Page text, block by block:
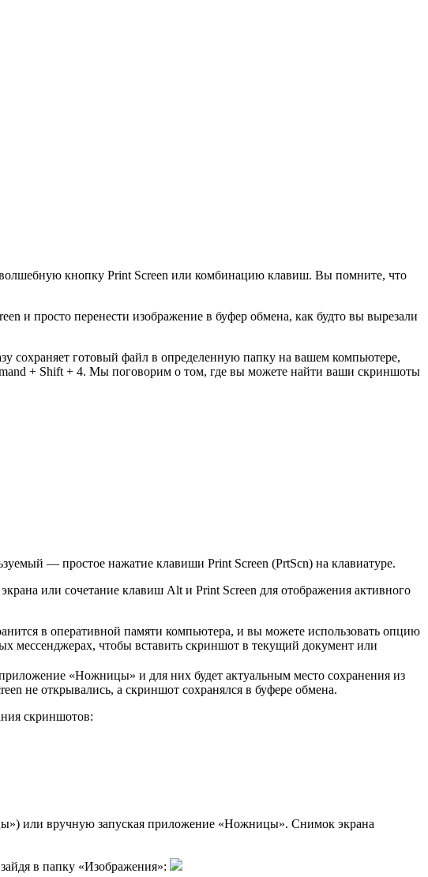
волшебную кнопку Print Screen или комбинацию клавиш. Вы помните, что
и просто перенести изображение в буфер обмена, как будто вы вырезали
соxраняет готовый файл в определенную папку на вашем компьютере,
+ Shift + 4. Мы поговорим о том, где вы можете найти ваши скриншоты
— простое нажатие клавиши Print Screen (PrtScn) на клавиатуре.
или сочетание клавиш Alt и Print Screen для отображения активного
в оперативной памяти компьютера, и вы можете использовать опцию
мессенджерах, чтобы вставить скриншот в текущий документ или
«Ножницы» и для них будет актуальным место сохранения из
не открывались, а скриншот сохранялся в буфере обмена.
скриншотов:
или вручную запуская приложение «Ножницы». Снимок экрана
в папку «Изображения»: